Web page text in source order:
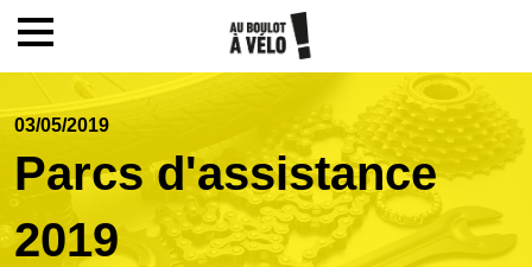
Accueil
Le challenge
03/05/2019
Parcs d'assistance
2019